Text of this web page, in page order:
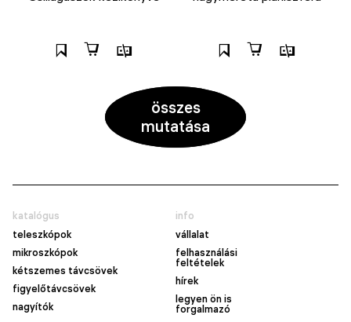
összes
mutatása
katalógus
teleszkópok
mikroszkópok
kétszemes távcsövek
figyelőtávcsövek
nagyítók
info
vállalat
felhasználási
feltételek
hírek
legyen ön is
forgalmazó